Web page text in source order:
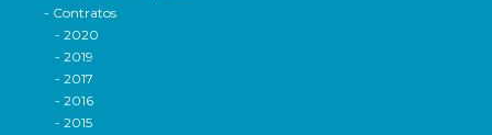
- Contratos
- 2020
- 2019
- 2017
- 2016
- 2015